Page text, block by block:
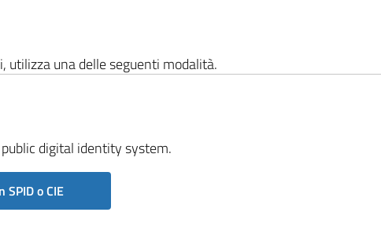
utilizza una delle seguenti modalità.
digital identity system.
SPID o CIE